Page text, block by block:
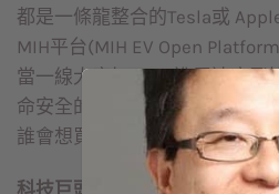
都是一條龍整合的Tesla或
MIH平台(MIH EV Open
當一線大廠如Tesla進展速度飛
命安全的重大投資，若產品安
誰會想買二線廠的產品？
科技巨頭都殺進來 百年汽車產